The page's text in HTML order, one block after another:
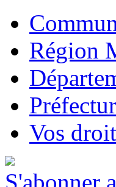
Région
Vos